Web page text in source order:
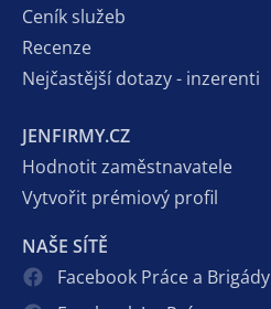
Ceník služeb
Recenze
Nejčastější dotazy - inzerenti
JENFIRMY.CZ
Hodnotit zaměstnavatele
Vytvořit prémiový profil
NAŠE SÍTĚ
Facebook Práce a Brigády